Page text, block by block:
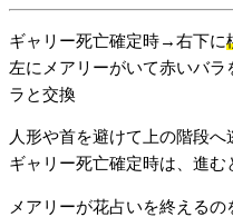
ギャリー死亡確定時→右下に
左にメアリーがいて赤いバ
ラと交換
人形や首を避けて上の階段へ
ギャリー死亡確定時は、進む
メアリーが花占いを終える